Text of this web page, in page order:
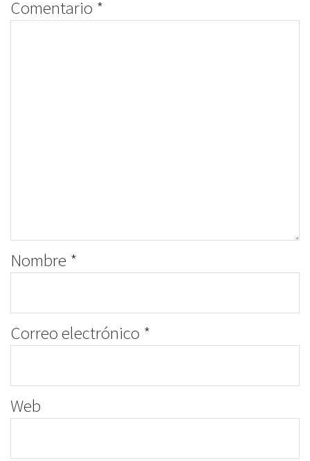
Comentario *
Nombre *
Correo electrónico *
Web